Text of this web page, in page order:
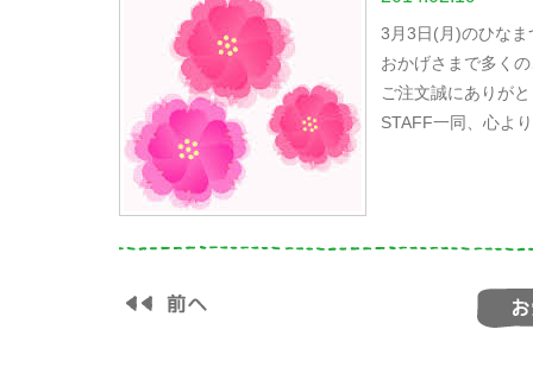
3月3日(月)のひな
おかげさまで多く
ご注文誠にありが
STAFF一同、心よ